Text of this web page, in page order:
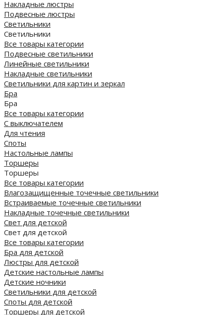
Накладные люстры
Подвесные люстры
Светильники
Светильники
Все товары категории
Подвесные светильники
Линейные светильники
Накладные светильники
Светильники для картин и зеркал
Бра
Бра
Все товары категории
С выключателем
Для чтения
Споты
Настольные лампы
Торшеры
Торшеры
Все товары категории
Влагозащищенные точечные светильники
Встраиваемые точечные светильники
Накладные точечные светильники
Свет для детской
Свет для детской
Все товары категории
Бра для детской
Люстры для детской
Детские настольные лампы
Детские ночники
Светильники для детской
Споты для детской
Торшеры для детской